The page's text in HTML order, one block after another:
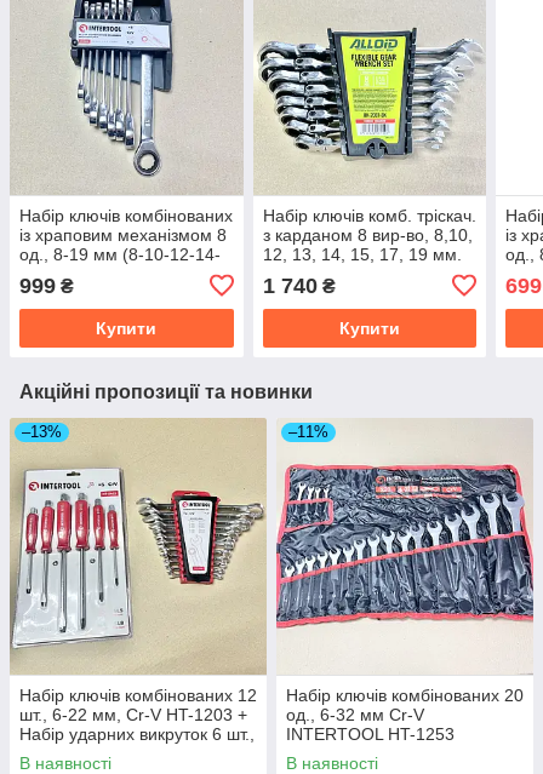
Набір ключів комбінованих
із храповим механізмом 8
од., 8-19 мм (8-10-12-14-
15-17-19) INTERTOOL XT-
1303
999 ₴
Купити
Набір ключів комб. тріскач.
з карданом 8 вир-во, 8,10,
12, 13, 14, 15, 17, 19 мм.
1 740₴
Купити
із
од.,
XT-
699
Акційні пропозиції та новинки
–13%
Набір ключів комбінованих 12
шт., 6-22 мм, Cr-V HT-1203 +
Набір ударних викруток 6 шт.,
Cr-V HT-0403 INTERTOOL
В наявності
–11%
Набір ключів комбінованих 20
од., 6-32 мм Cr-V
INTERTOOL HT-1253
В наявності